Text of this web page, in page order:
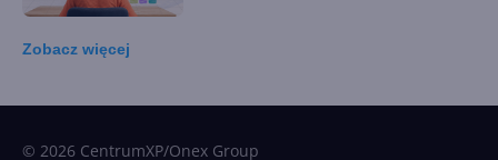
Zobacz więcej
© 2026 CentrumXP/Onex Group